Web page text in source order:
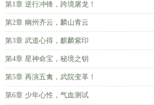
第1章 逆行冲锋，跨境屠龙！
第2章 幽州齐云，麟山青云
第3章 武道心得，麒麟紫印
第4章 星神命宝，秘境之钥
第5章 再演五禽，武院变革！
第6章 少年心性，气血测试